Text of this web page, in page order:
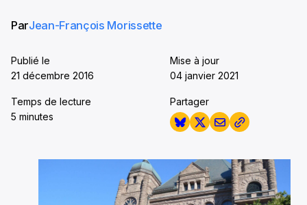
ParJean-François Morissette
Publié le
21 décembre 2016
Mise à jour
04 janvier 2021
Temps de lecture
5 minutes
Partager